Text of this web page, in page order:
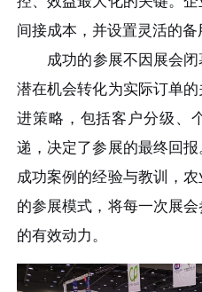
间接成本，并设置灵活的备
成功的参展不因展会闭
潜在机会转化为实际订单
进策略，包括客户分级、
递，决定了参展的最终回
成功案例的经验与教训，
的参展模式，将每一次展
的有效动力。